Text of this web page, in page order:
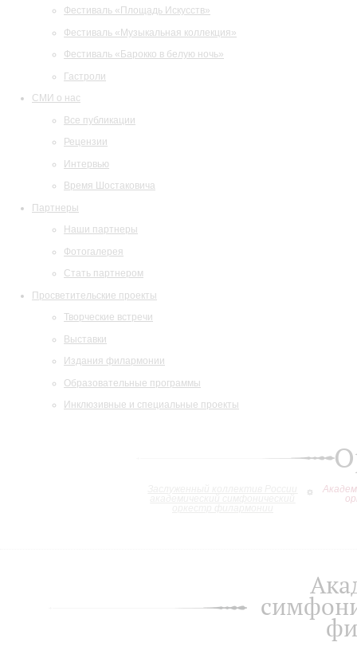
Фестиваль «Площадь Искусств»
Фестиваль «Музыкальная коллекция»
Фестиваль «Барокко в белую ночь»
Гастроли
СМИ о нас
Все публикации
Рецензии
Интервью
Время Шостаковича
Партнеры
Наши партнеры
Фотогалерея
Стать партнером
Просветительские проекты
Творческие встречи
Выставки
Издания филармонии
Образовательные программы
Инклюзивные и специальные проекты